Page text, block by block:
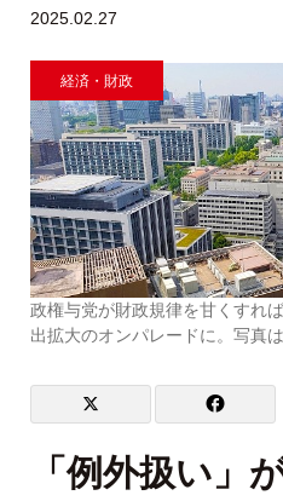
2025.02.27
政権与党が財政規律を甘くすれ
出拡大のオンパレードに。写真
経済・財政
「例外扱い」